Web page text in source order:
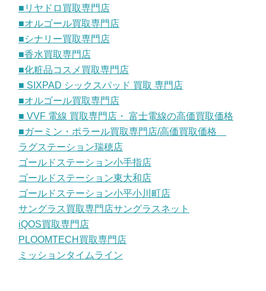
■リヤドロ買取専門店
■オルゴール買取専門店
■シナリー買取専門店
■香水買取専門店
■化粧品コスメ買取専門店
■ SIXPAD シックスパッド 買取 専門店
■オルゴール買取専門店
■ VVF 電線 買取専門店・ 富士電線の高価買取価格
■ガーミン・ポラール買取専門店/高価買取価格
ラグステーション瑞穂店
ゴールドステーション小手指店
ゴールドステーション東大和店
ゴールドステーション小平小川町店
サングラス買取専門店サングラスネット
iQOS買取専門店
PLOOMTECH買取専門店
ミッションタイムライン